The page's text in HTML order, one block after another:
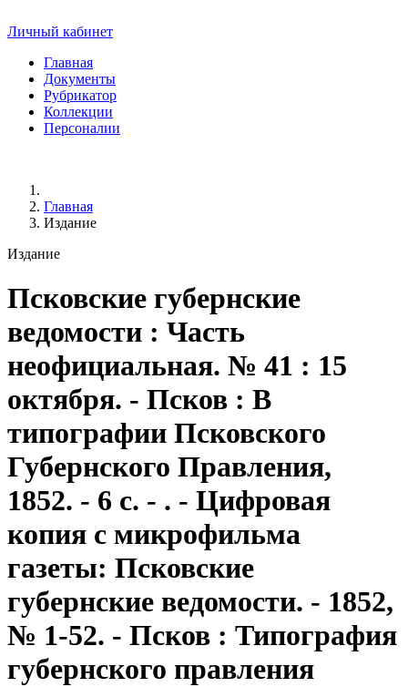
Личный кабинет
Главная
Документы
Рубрикатор
Коллекции
Персоналии
Главная
Издание
Издание
Псковские губернские
ведомости : Часть
неофициальная. № 41 : 15
октября. - Псков : В
типографии Псковского
Губернского Правления,
1852. - 6 с. - . - Цифровая
копия с микрофильма
газеты: Псковские
губернские ведомости. - 1852,
№ 1-52. - Псков : Типография
губернского правления